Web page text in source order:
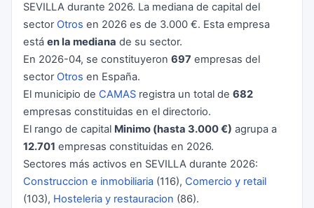
SEVILLA durante 2026. La mediana de capital del
sector Otros en 2026 es de 3.000 €. Esta empresa
está en la mediana de su sector.
En 2026-04, se constituyeron 697 empresas del
sector Otros en España.
El municipio de CAMAS registra un total de 682
empresas constituidas en el directorio.
El rango de capital Minimo (hasta 3.000 €) agrupa a
12.701 empresas constituidas en 2026.
Sectores más activos en SEVILLA durante 2026:
Construccion e inmobiliaria (116), Comercio y retail
(103), Hosteleria y restauracion (86).